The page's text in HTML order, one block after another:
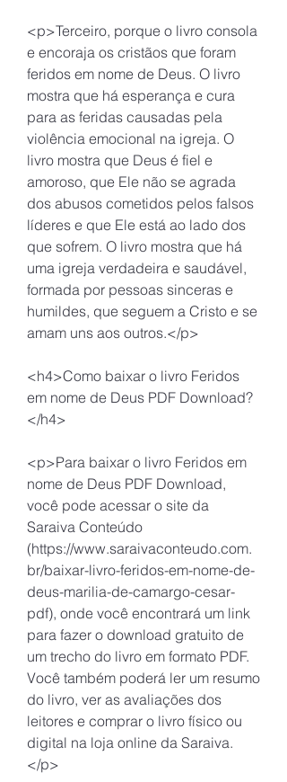
<p>Terceiro, porque o livro consola
e encoraja os cristãos que foram
feridos em nome de Deus. O livro
mostra que há esperança e cura
para as feridas causadas pela
violência emocional na igreja. O
livro mostra que Deus é fiel e
amoroso, que Ele não se agrada
dos abusos cometidos pelos falsos
líderes e que Ele está ao lado dos
que sofrem. O livro mostra que há
uma igreja verdadeira e saudável,
formada por pessoas sinceras e
humildes, que seguem a Cristo e se
amam uns aos outros.</p>
<h4>Como baixar o livro Feridos
em nome de Deus PDF Download?
</h4>
<p>Para baixar o livro Feridos em
nome de Deus PDF Download,
você pode acessar o site da
Saraiva Conteúdo
(https://www.saraivaconteudo.com.
br/baixar-livro-feridos-em-nome-de-
deus-marilia-de-camargo-cesar-
pdf), onde você encontrará um link
para fazer o download gratuito de
um trecho do livro em formato PDF.
Você também poderá ler um resumo
do livro, ver as avaliações dos
leitores e comprar o livro físico ou
digital na loja online da Saraiva.
</p>